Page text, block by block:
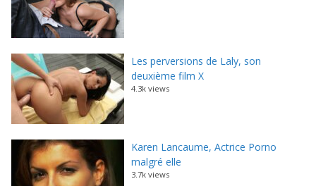
Les perversions de Laly, son
deuxième film X
4.3k views
Karen Lancaume, Actrice Porno
malgré elle
3.7k views